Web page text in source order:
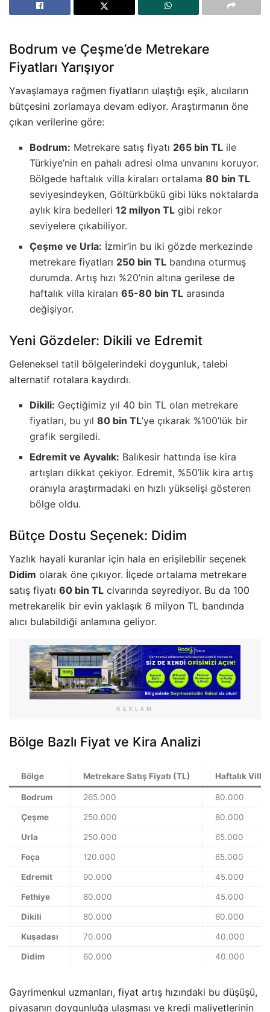
Bodrum ve Çeşme’de Metrekare
Fiyatları Yarışıyor
Yavaşlamaya rağmen fiyatların ulaştığı eşik, alıcıların
bütçesini zorlamaya devam ediyor. Araştırmanın öne
çıkan verilerine göre:
Bodrum: Metrekare satış fiyatı 265 bin TL ile
Türkiye’nin en pahalı adresi olma unvanını koruyor.
Bölgede haftalık villa kiraları ortalama80 bin TL
seviyesindeyken, Göltürkbükü gibi lüks noktalarda
aylık kira bedelleri12 milyon TL gibi rekor
seviyelere çıkabiliyor.
Çeşme ve Urla: İzmir’in bu iki gözde merkezinde
metrekare fiyatları 250 bin TL bandına oturmuş
durumda. Artış hızı %20’nin altına gerilese de
haftalık villa kiraları65-80 bin TL arasında
değişiyor.
Yeni Gözdeler: Dikili ve Edremit
Geleneksel tatil bölgelerindeki doygunluk, talebi
alternatif rotalara kaydırdı.
Dikili: Geçtiğimiz yıl 40 bin TL olan metrekare
fiyatları, bu yıl80 bin TL’ye çıkarak %100’lük bir
grafik sergiledi.
Edremit ve Ayvalık: Balıkesir hattında ise kira
artışları dikkat çekiyor. Edremit, %50’lik kira artış
oranıyla araştırmadaki en hızlı yükselişi gösteren
bölge oldu.
Bütçe Dostu Seçenek: Didim
Yazlık hayali kuranlar için hala en erişilebilir seçenek
Didim olarak öne çıkıyor. İlçede ortalama metrekare
satış fiyatı 60 bin TL civarında seyrediyor. Bu da 100
metrekarelik bir evin yaklaşık 6 milyon TL bandında
alıcı bulabildiği anlamına geliyor.
REKLAM
Bölge Bazlı Fiyat ve Kira Analizi
Bölge Metrekare Satış Fiyatı (TL) Haftalık Villa
Bodrum 265.000 80.000
Çeşme 250.000 80.000
Urla 250.000 65.000
Foça 120.000 65.000
Edremit 90.000 45.000
Fethiye 80.000 45.000
Dikili 80.000 60.000
Kuşadası 70.000 40.000
Didim 60.000 40.000
Gayrimenkul uzmanları, fiyat artış hızındaki bu düşüşü,
piyasanın doygunluğa ulaşması ve kredi maliyetlerinin